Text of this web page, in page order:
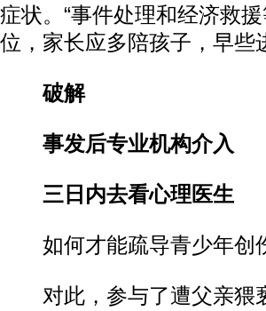
症状。“事件处理和经济救
位，家长应多陪孩子，早些
破解
事发后专业机构介入
三日内去看心理医生
如何才能疏导青少年创
对此，参与了遭父亲猥